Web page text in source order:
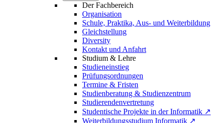
Der Fachbereich
Organisation
Schule, Praktika, Aus- und Weiterbildung
Gleichstellung
Diversity
Kontakt und Anfahrt
Studium & Lehre
Studieneinstieg
Prüfungsordnungen
Termine & Fristen
Studienberatung & Studienzentrum
Studierendenvertretung
Studentische Projekte in der Informatik ↗
Weiterbildungsstudium Informatik ↗